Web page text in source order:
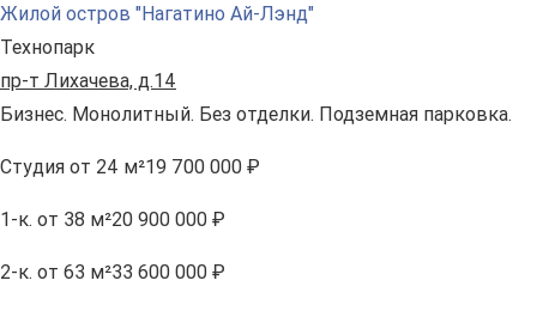
Жилой остров "Нагатино Ай-Лэнд"
Технопарк
пр-т Лихачева, д.14
Бизнес. Монолитный. Без отделки. Подземная парковка.
Студия от 24 м²19 700 000 ₽
1-к. от 38 м²20 900 000 ₽
2-к. от 63 м²33 600 000 ₽